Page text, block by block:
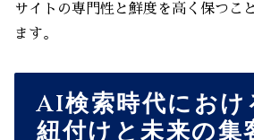
サイトの専門性と鮮度を高く保つこ
ます。
AI検索時代におけ
紐付けと未来の集